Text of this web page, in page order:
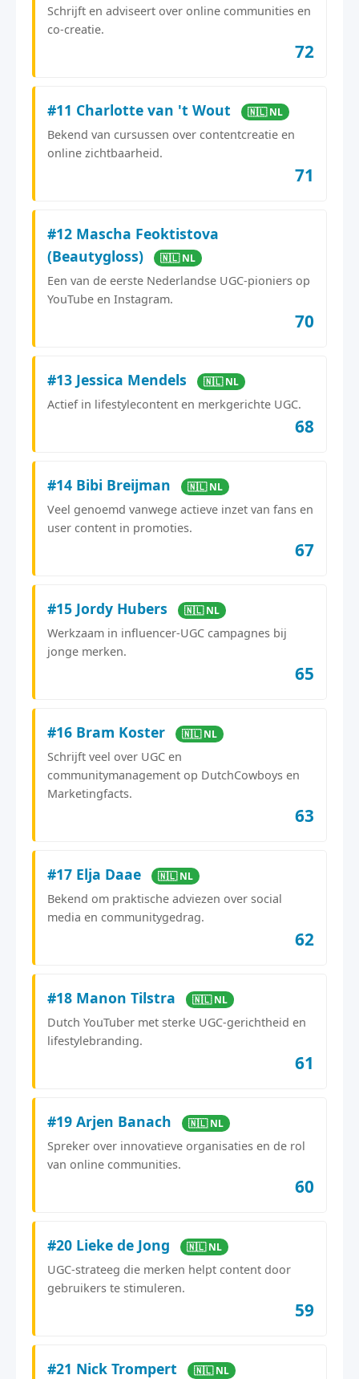
Schrijft en adviseert over online communities en
co-creatie.
72
#11 Charlotte van 't Wout 🇳🇱 NL
Bekend van cursussen over contentcreatie en
online zichtbaarheid.
71
#12 Mascha Feoktistova
(Beautygloss)
🇳🇱 NL
Een van de eerste Nederlandse UGC-pioniers op
YouTube en Instagram.
70
#13 Jessica Mendels 🇳🇱 NL
Actief in lifestylecontent en merkgerichte UGC.
68
#14 Bibi Breijman 🇳🇱 NL
Veel genoemd vanwege actieve inzet van fans en
user content in promoties.
67
#15 Jordy Hubers 🇳🇱 NL
Werkzaam in influencer-UGC campagnes bij
jonge merken.
65
#16 Bram Koster 🇳🇱 NL
Schrijft veel over UGC en
communitymanagement op DutchCowboys en
Marketingfacts.
63
#17 Elja Daae 🇳🇱 NL
Bekend om praktische adviezen over social
media en communitygedrag.
62
#18 Manon Tilstra 🇳🇱 NL
Dutch YouTuber met sterke UGC-gerichtheid en
lifestylebranding.
61
#19 Arjen Banach 🇳🇱 NL
Spreker over innovatieve organisaties en de rol
van online communities.
60
#20 Lieke de Jong 🇳🇱 NL
UGC-strateeg die merken helpt content door
gebruikers te stimuleren.
59
#21 Nick Trompert 🇳🇱 NL